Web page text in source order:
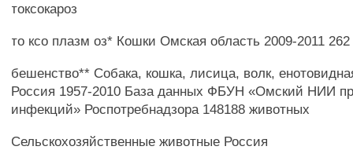
токсокароз
то ксо плазм оз* Кошки Омская область 2009-2011
бешенство** Собака, кошка, лисица, волк,
Россия 1957-2010 База данных ФБУН «Омский НИИ
инфекций» Роспотребнадзора 148188 животных
Сельскохозяйственные животные Россия